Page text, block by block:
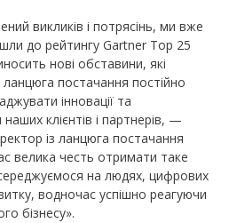
викликів і потрясінь, ми вже
до рейтингу Gartner Top 25
нові обставини, які
постачання постійно
інновації та
клієнтів і партнерів, —
із ланцюга постачання
велика честь отримати таке
на людях, цифрових
водночас успішно реагуючи
бізнесу».